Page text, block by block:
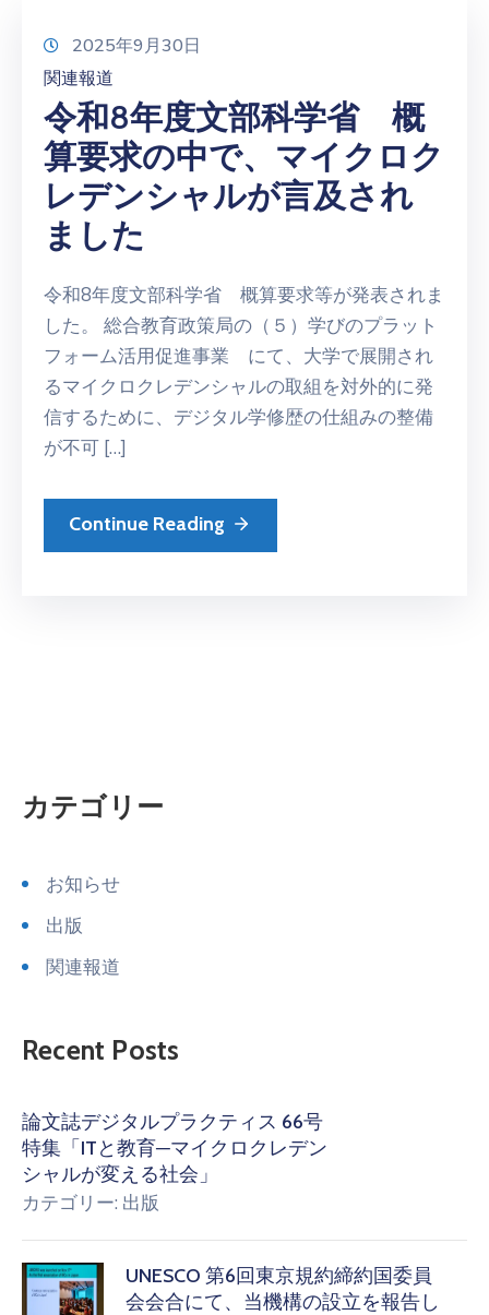
2025年9月30日
関連報道
令和8年度文部科学省 概
算要求の中で、マイクロク
レデンシャルが言及され
ました
令和8年度文部科学省 概算要求等が発表されま
した。 総合教育政策局の（５）学びのプラット
フォーム活用促進事業 にて、大学で展開され
るマイクロクレデンシャルの取組を対外的に発
信するために、デジタル学修歴の仕組みの整備
が不可 […]
Continue Reading
カテゴリー
お知らせ
出版
関連報道
Recent Posts
論文誌デジタルプラクティス 66号
特集「ITと教育─マイクロクレデン
シャルが変える社会」
カテゴリー: 出版
UNESCO 第6回東京規約締約国委員
会会合にて、当機構の設立を報告し